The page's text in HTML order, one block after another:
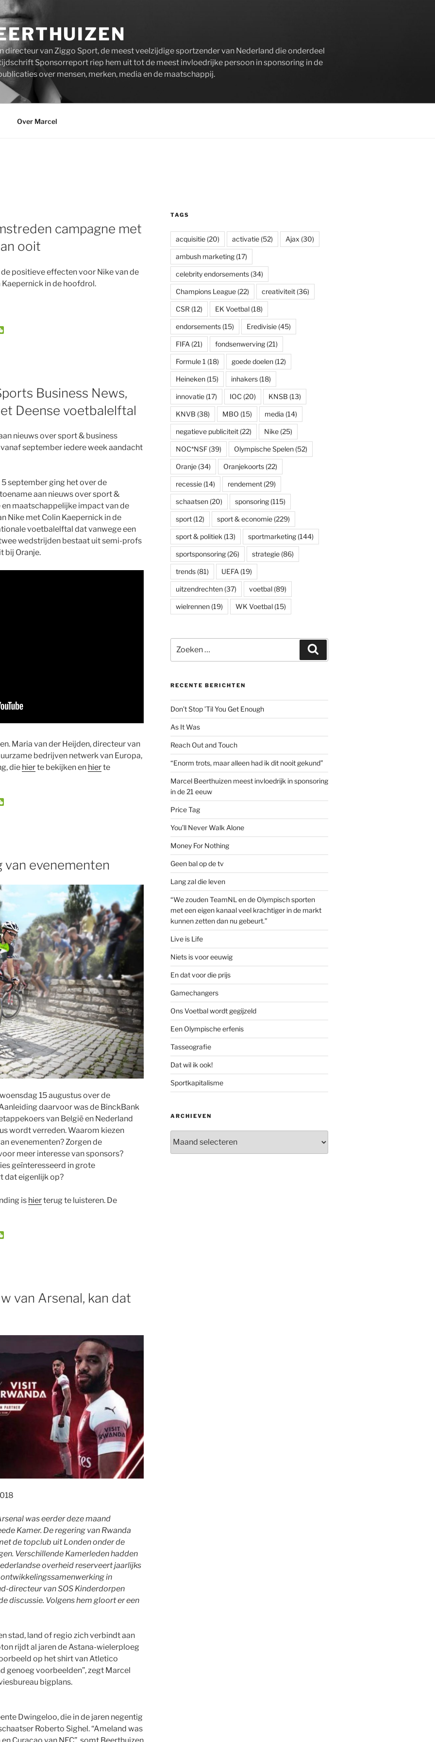
directeur van Ziggo Sport, de meest veelzijdige sportzender van Nederland die onderdeel
Sponsorreport riep hem uit tot de meest invloedrijke persoon in sponsoring in de
over mensen, merken, media en de maatschappij.
Over Marcel
campagne met
ooit
positieve effecten voor Nike van de
in de hoofdrol.
Business News,
Deense voetbalelftal
nieuws over sport & business
september iedere week aandacht
september ging het over de
aan nieuws over sport &
maatschappelijke impact van de
Nike met Colin Kaepernick in de
voetbalelftal dat vanwege een
wedstrijden bestaat uit semi-profs
bij Oranje.
Maria van der Heijden, directeur van
bedrijven netwerk van Europa,
die hierte bekijken en hierte
van evenementen
15 augustus over de
daarvoor was de BinckBank
van België en Nederland
wordt verreden. Waarom kiezen
evenementen? Zorgen de
meer interesse van sponsors?
geïnteresseerd in grote
dat eigenlijk op?
is hierterug te luisteren. De
van Arsenal, kan dat
was eerder deze maand
Kamer. De regering van Rwanda
de topclub uit Londen onder de
Verschillende Kamerleden hadden
overheid reserveert jaarlijks
in
directeur van SOS Kinderdorpen
discussie. Volgens hem gloort er een
stad, land of regio zich verbindt aan
rijdt al jaren de Astana-wielerploeg
op het shirt van Atletico
genoeg voorbeelden”, zegt Marcel
bigplans.
Dwingeloo, die in de jaren negentig
Roberto Sighel. “Ameland was
TAGS
acquisitie(20) activatie(52) Ajax (30)
ambush marketing(17)
celebrity endorsements(34)
Champions League(22) creativiteit(36)
CSR (12) EK Voetbal(18)
endorsements(15) Eredivisie(45)
FIFA (21) fondsenwerving(21)
Formule 1 (18) goede doelen(12)
Heineken(15) inhakers(18)
innovatie(17) IOC (20) KNSB (13)
KNVB (38) MBO (15) media (14)
negatieve publiciteit(22) Nike(25)
NOC*NSF(39) Olympische Spelen(52)
Oranje(34) Oranjekoorts(22)
recessie(14) rendement(29)
schaatsen(20) sponsoring(115)
sport(12) sport & economie(229)
sport & politiek (13) sportmarketing(144)
sportsponsoring(26) strategie(86)
trends(81) UEFA (19)
uitzendrechten(37) voetbal(89)
wielrennen(19) WK Voetbal(15)
naar:
RECENTE BERICHTEN
Don’t Stop ’Til You Get Enough
As It Was
Reach Out and Touch
“Enorm trots, maar alleen had ik dit nooit gekund”
Marcel Beerthuizen meest invloedrijk in sponsoring
in de 21 eeuw
Price Tag
You’ll Never Walk Alone
Money For Nothing
Geen bal op de tv
Lang zal die leven
“We zouden TeamNL en de Olympisch sporten
met een eigen kanaal veel krachtiger in de markt
kunnen zetten dan nu gebeurt.”
Live is Life
Niets is voor eeuwig
En dat voor die prijs
Gamechangers
Ons Voetbal wordt gegijzeld
Een Olympische erfenis
Tasseografie
Dat wil ik ook!
Sportkapitalisme
ARCHIEVEN